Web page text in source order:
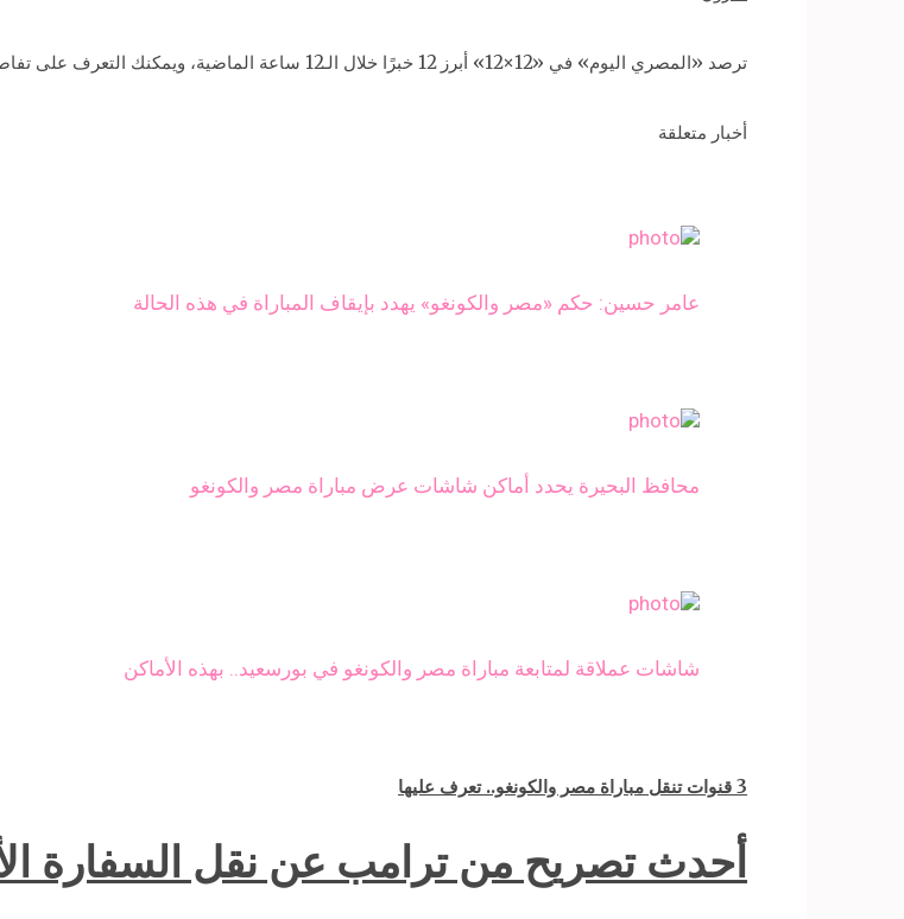
ترصد «المصري اليوم» في «12×12» أبرز 12 خبرًا خلال الـ12 ساعة الماضية، ويمكنك التعرف على تفاصيل الأخبار من خلال الضغط عليها:
أخبار متعلقة
عامر حسين: حكم «مصر والكونغو» يهدد بإيقاف المباراة في هذه الحالة
محافظ البحيرة يحدد أماكن شاشات عرض مباراة مصر والكونغو
شاشات عملاقة لمتابعة مباراة مصر والكونغو في بورسعيد.. بهذه الأماكن
3 قنوات تنقل مباراة مصر والكونغو.. تعرف عليها
أحدث تصريح من ترامب عن نقل السفارة